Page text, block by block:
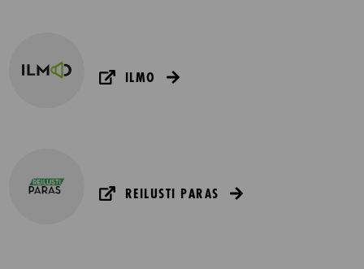
ILMO
REILUSTI PARAS